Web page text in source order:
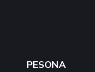
PESONA